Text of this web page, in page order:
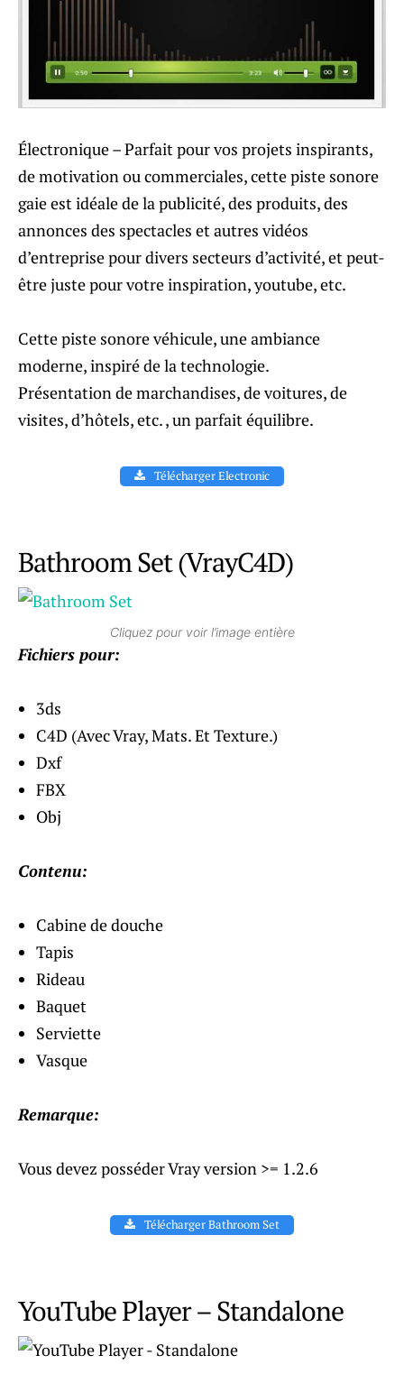
Électronique – Parfait pour vos projets inspirants,
de motivation ou commerciales, cette piste sonore
gaie est idéale de la publicité, des produits, des
annonces des spectacles et autres vidéos
d’entreprise pour divers secteurs d’activité, et peut-
être juste pour votre inspiration, youtube, etc.
Cette piste sonore véhicule, une ambiance
moderne, inspiré de la technologie.
Présentation de marchandises, de voitures, de
visites, d’hôtels, etc. , un parfait équilibre.
Télécharger Electronic
Bathroom Set (VrayC4D)
Cliquez pour voir l’image entière
Fichiers pour:
3ds
C4D (Avec Vray, Mats. Et Texture.)
Dxf
FBX
Obj
Contenu:
Cabine de douche
Tapis
Rideau
Baquet
Serviette
Vasque
Remarque:
Vous devez posséder Vray version >= 1.2.6
Télécharger Bathroom Set
YouTube Player – Standalone